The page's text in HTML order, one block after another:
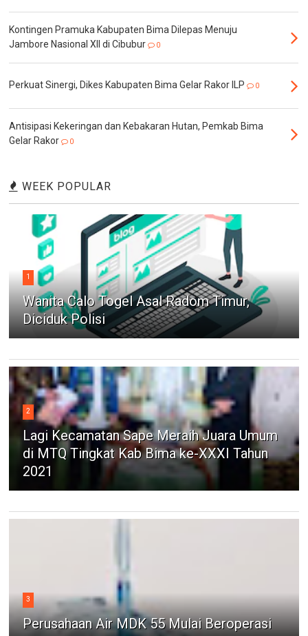
Kontingen Pramuka Kabupaten Bima Dilepas Menuju
Jambore Nasional XII di Cibubur
0
Perkuat Sinergi, Dikes Kabupaten Bima Gelar Rakor ILP 0
Antisipasi Kekeringan dan Kebakaran Hutan, Pemkab Bima
Gelar Rakor
0
WEEK POPULAR
1
Wanita Calo Togel Asal Radom Timur,
Diciduk Polisi
2
Lagi Kecamatan Sape Meraih Juara Umum
di MTQ Tingkat Kab Bima ke-XXXI Tahun
2021
3
Perusahaan Air MDK 55 Mulai Beroperasi